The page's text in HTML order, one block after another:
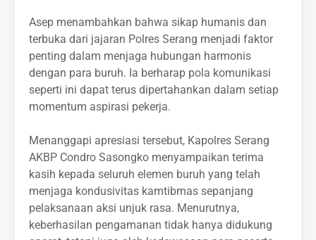
‎Asep menambahkan bahwa sikap humanis dan
terbuka dari jajaran Polres Serang menjadi faktor
penting dalam menjaga hubungan harmonis
dengan para buruh. Ia berharap pola komunikasi
seperti ini dapat terus dipertahankan dalam setiap
momentum aspirasi pekerja.
‎Menanggapi apresiasi tersebut, Kapolres Serang
AKBP Condro Sasongko menyampaikan terima
kasih kepada seluruh elemen buruh yang telah
menjaga kondusivitas kamtibmas sepanjang
pelaksanaan aksi unjuk rasa. Menurutnya,
keberhasilan pengamanan tidak hanya didukung